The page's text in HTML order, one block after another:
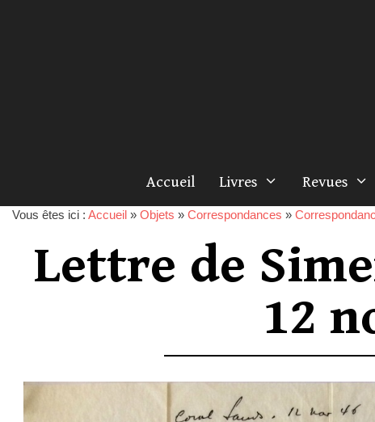
Accueil Livres Revues
Vous êtes ici : Accueil » Objets » Correspondances »
Lettre de
12